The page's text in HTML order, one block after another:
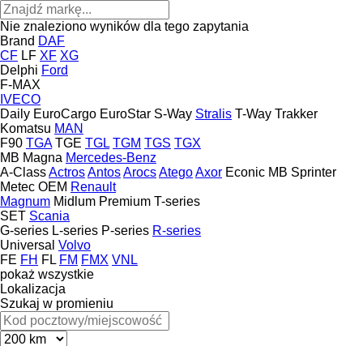
Nie znaleziono wyników dla tego zapytania
Brand DAF
CF LF XF XG
Delphi Ford
F-MAX
IVECO
Daily EuroCargo EuroStar S-Way Stralis T-Way Trakker
Komatsu MAN
F90 TGA TGE TGL TGM TGS TGX
MB Magna Mercedes-Benz
A-ClassActrosAntosArocsAtegoAxor Econic MB Sprinter
Metec OEM Renault
Magnum Midlum Premium T-series
SET Scania
G-series L-series P-series R-series
Universal Volvo
FE FH FL FM FMX VNL
pokaż wszystkie
Lokalizacja
Szukaj w promieniu